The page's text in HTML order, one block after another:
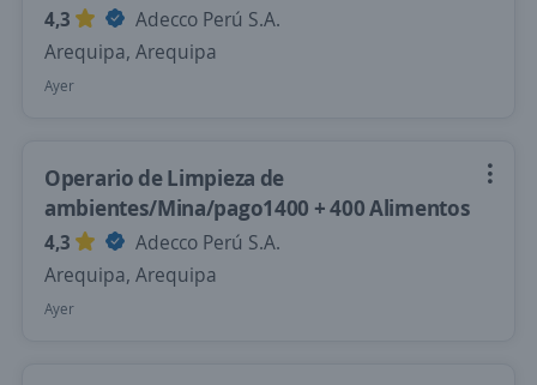
4,3
Adecco Perú S.A.
Arequipa, Arequipa
Ayer
Operario de Limpieza de
ambientes/Mina/pago1400 + 400 Alimentos
4,3
Adecco Perú S.A.
Arequipa, Arequipa
Ayer